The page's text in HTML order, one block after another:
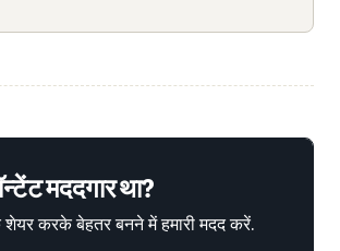
मददगार था?
करके बेहतर बनने में हमारी मदद करें.